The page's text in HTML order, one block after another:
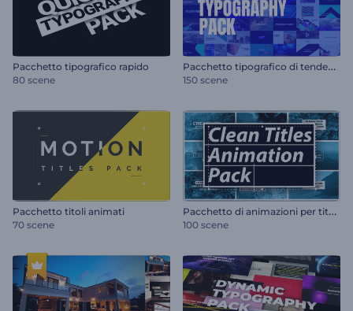
Pacchetto tipografico rapido
80 scene
P
acchetto tipografico di tendenza
150 scene
Pacchetto titoli animati
70 scene
P
acchetto di animazioni per titoli puliti
100 scene